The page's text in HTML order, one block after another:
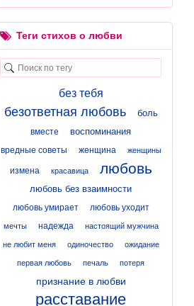
Теги стихов о любви
без тебя
безответная любовь боль
вместе воспоминания
вредные советы женщина женщины
измена красавица любовь
любовь без взаимности
любовь умирает любовь уходит
мечты надежда настоящий мужчина
не любит меня одиночество ожидание
первая любовь печаль потеря
признание в любви
расставание